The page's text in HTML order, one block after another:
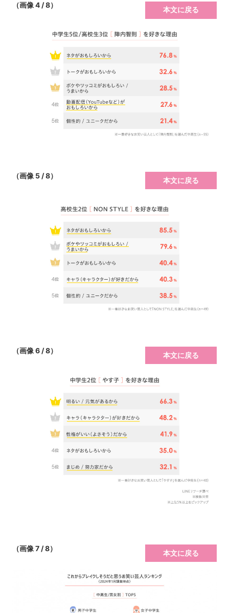
（画像 4 / 8）
本文に戻る
（画像 5 / 8）
本文に戻る
（画像 6 / 8）
本文に戻る
（画像 7 / 8）
本文に戻る